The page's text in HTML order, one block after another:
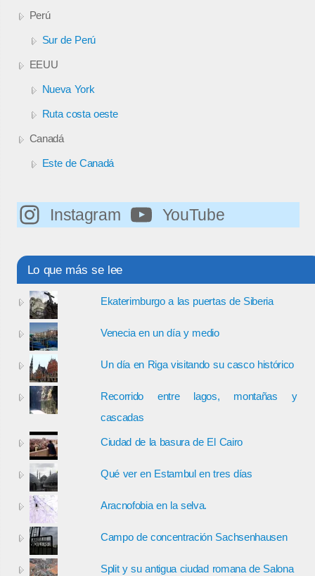
Perú
Sur de Perú
EEUU
Nueva York
Ruta costa oeste
Canadá
Este de Canadá
Instagram YouTube
Lo que más se lee
Ekaterimburgo a las puertas de Siberia
Venecia en un día y medio
Un día en Riga visitando su casco histórico
Recorrido entre lagos, montañas y
cascadas
Ciudad de la basura de El Cairo
Qué ver en Estambul en tres días
Aracnofobia en la selva.
Campo de concentración Sachsenhausen
Split y su antigua ciudad romana de Salona